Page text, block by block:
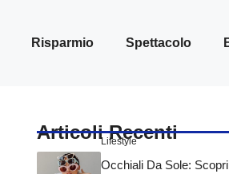
Risparmio Spettacolo
Articoli Recenti
Lifestyle
Occhiali Da Sole: